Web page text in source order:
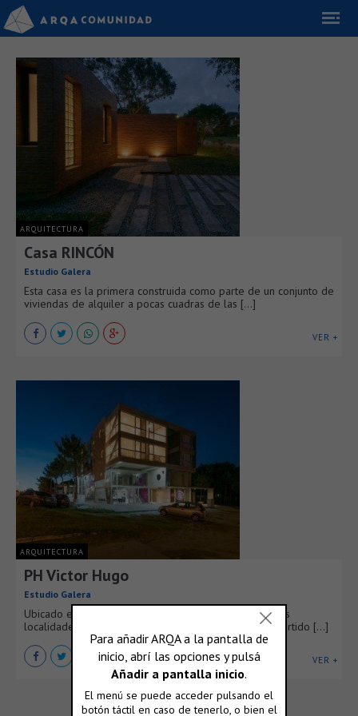
ARQUITECTURA
Casa RINCÓN
Estudio Galera
Esta casa es la primera construida como parte de un conjunto de
viviendas de alquiler a pocas cuadras de las [...]
VER +
ARQUITECTURA
PH Victor Hugo
Estudio Galera
Ubicado en la Avenida principal de Ostende, una de las
localidades más degradadas, en la zona central del Partido [...]
VER +